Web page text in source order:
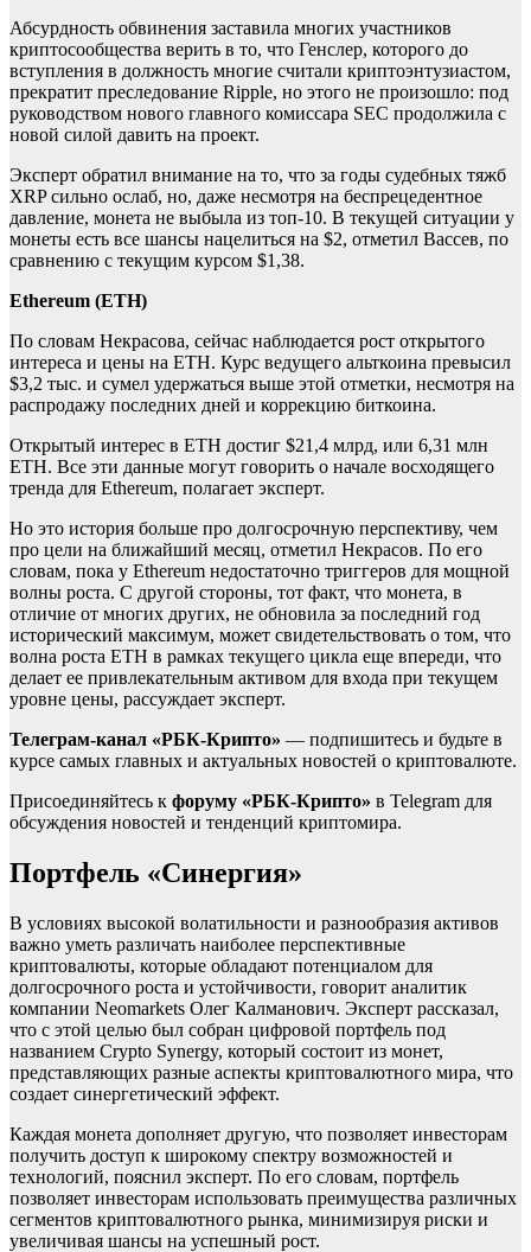
Абсурдность обвинения заставила многих участников
криптосообщества верить в то, что Генслер, которого до
вступления в должность многие считали криптоэнтузиастом,
прекратит преследование Ripple, но этого не произошло: под
руководством нового главного комиссара SEС продолжила с
новой силой давить на проект.
Эксперт обратил внимание на то, что за годы судебных тяжб
XRP сильно ослаб, но, даже несмотря на беспрецедентное
давление, монета не выбыла из топ-10. В текущей ситуации у
монеты есть все шансы нацелиться на $2, отметил Вассев, по
сравнению с текущим курсом $1,38.
Ethereum (ETH)
По словам Некрасова, сейчас наблюдается рост открытого
интереса и цены на ETH. Курс ведущего альткоина превысил
$3,2 тыс. и сумел удержаться выше этой отметки, несмотря на
распродажу последних дней и коррекцию биткоина.
Открытый интерес в ETH достиг $21,4 млрд, или 6,31 млн
ETH. Все эти данные могут говорить о начале восходящего
тренда для Ethereum, полагает эксперт.
Но это история больше про долгосрочную перспективу, чем
про цели на ближайший месяц, отметил Некрасов. По его
словам, пока у Ethereum недостаточно триггеров для мощной
волны роста. С другой стороны, тот факт, что монета, в
отличие от многих других, не обновила за последний год
исторический максимум, может свидетельствовать о том, что
волна роста ETH в рамках текущего цикла еще впереди, что
делает ее привлекательным активом для входа при текущем
уровне цены, рассуждает эксперт.
Телеграм-канал «РБК-Крипто» — подпишитесь и будьте в
курсе самых главных и актуальных новостей о криптовалюте.
Присоединяйтесь к форуму «РБК-Крипто» в Telegram для
обсуждения новостей и тенденций криптомира.
Портфель «Синергия»
В условиях высокой волатильности и разнообразия активов
важно уметь различать наиболее перспективные
криптовалюты, которые обладают потенциалом для
долгосрочного роста и устойчивости, говорит аналитик
компании Neomarkets Олег Калманович. Эксперт рассказал,
что с этой целью был собран цифровой портфель под
названием Crypto Synergy, который состоит из монет,
представляющих разные аспекты криптовалютного мира, что
создает синергетический эффект.
Каждая монета дополняет другую, что позволяет инвесторам
получить доступ к широкому спектру возможностей и
технологий, пояснил эксперт. По его словам, портфель
позволяет инвесторам использовать преимущества различных
сегментов криптовалютного рынка, минимизируя риски и
увеличивая шансы на успешный рост.